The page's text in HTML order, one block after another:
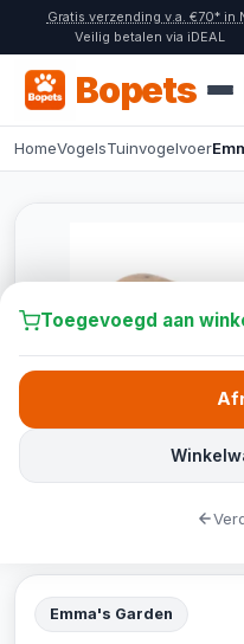
Gratis verzending v.a. €70* in
Veilig betalen via iDEAL
Bopets
HomeVogelsTuinvogelvoer
Emma's Garden
Toegevoegd aan